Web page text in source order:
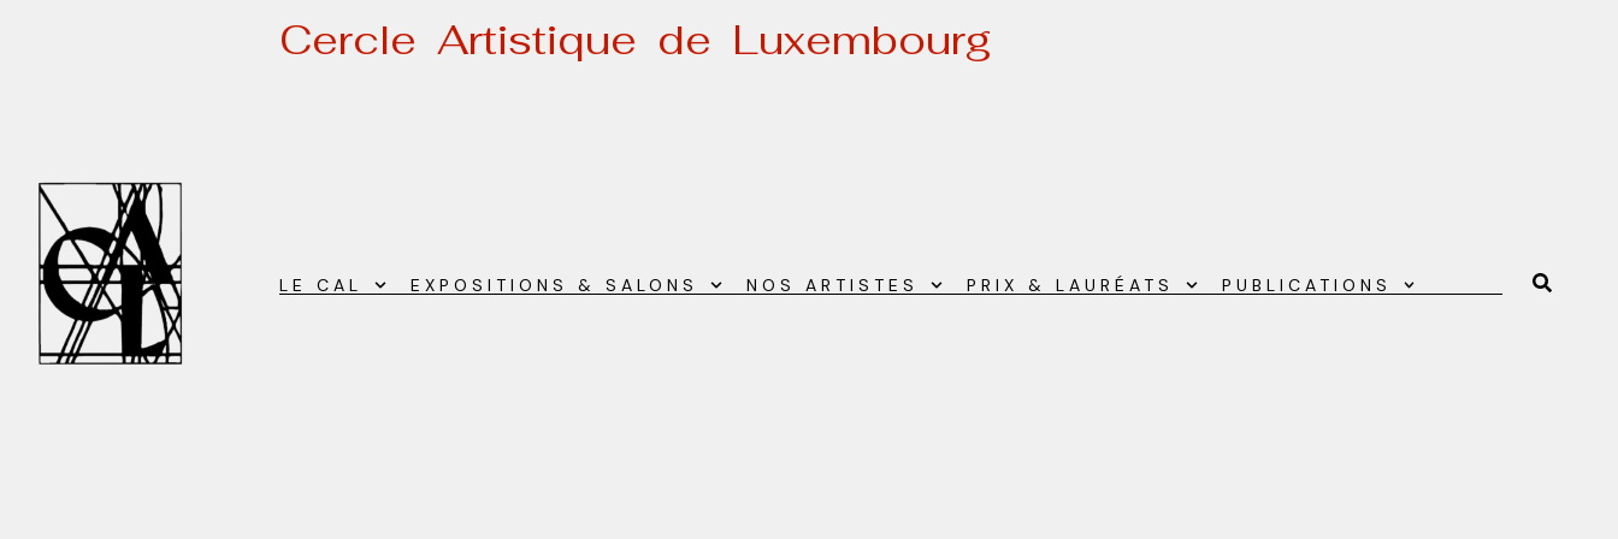
Cercle Artistique de Luxembourg
LE CAL EXPOSITIONS & SALONS NOS ARTISTES PRIX & LAURÉATS PUBLICATIONS